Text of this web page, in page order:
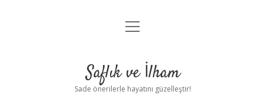
Anasayfa
Yasal Uyarı
menüyü
Saflık ve İlham
Sade önerilerle hayatını güzelleştir!